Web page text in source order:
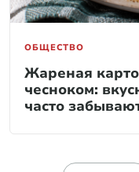
ОБЩЕСТВО
Жареная
чесноком:
часто